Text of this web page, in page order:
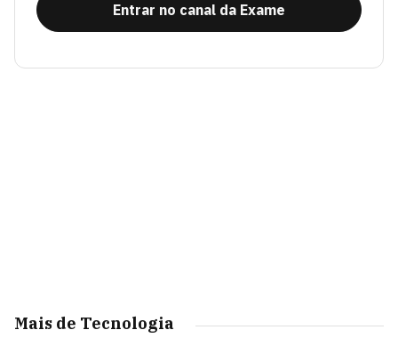
Entrar no canal da Exame
Mais de Tecnologia